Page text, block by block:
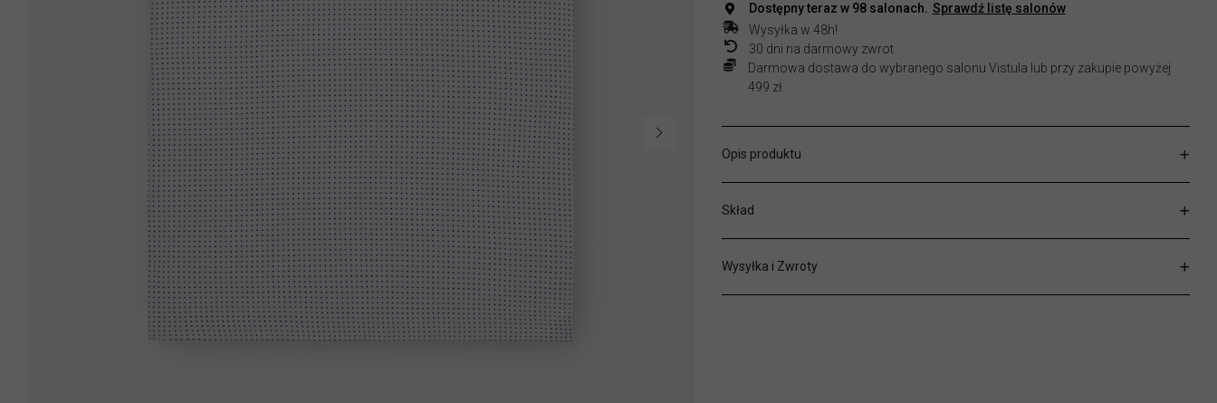
Dostępny teraz w 98salonach.
Sprawdź listę salonów
Wysyłka w 48h!
30 dni na darmowy zwrot
Darmowa dostawa do wybranego salonu Vistula lub przy zakupie powyżej
499 zł.
Opis produktu
Skład
Wysyłka i Zwroty